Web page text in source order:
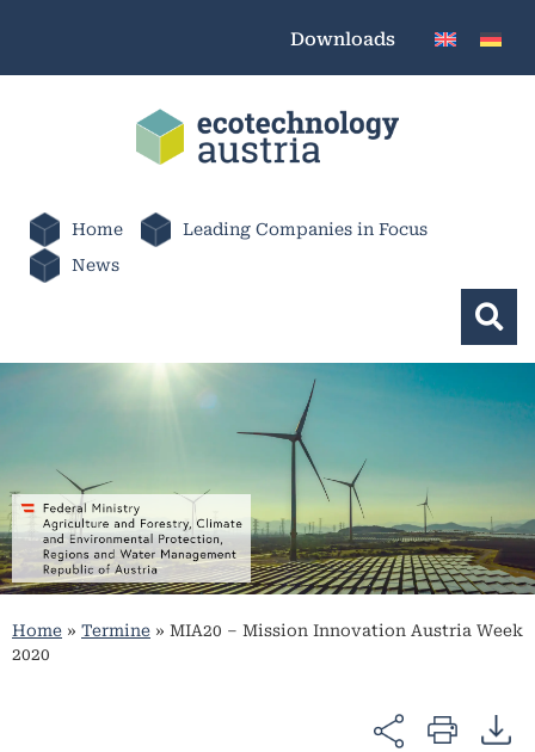
Downloads
Home
Leading Companies in Focus
News
Home » Termine » MIA20 – Mission Innovation Austria Week
2020